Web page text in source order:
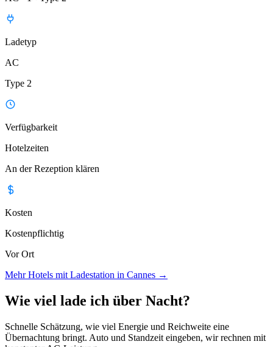
Ladetyp
AC
Type 2
Verfügbarkeit
Hotelzeiten
An der Rezeption klären
Kosten
Kostenpflichtig
Vor Ort
Mehr Hotels mit Ladestation in Cannes →
Wie viel lade ich über Nacht?
Schnelle Schätzung, wie viel Energie und Reichweite eine
Übernachtung bringt. Auto und Standzeit eingeben, wir rechnen mit